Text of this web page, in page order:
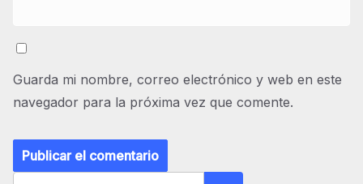
Guarda mi nombre, correo electrónico y web en este
navegador para la próxima vez que comente.